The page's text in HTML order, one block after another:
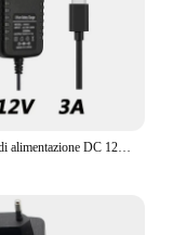
Adattatore di alimentazione DC 12V 3A tipo C POE Lite Full Color microfono integrato telecamera di rete Bullet focale fissa